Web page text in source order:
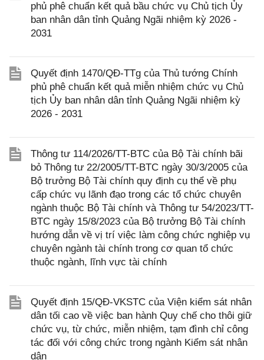
phủ phê chuẩn kết quả bầu chức vụ Chủ tịch Ủy
ban nhân dân tỉnh Quảng Ngãi nhiệm kỳ 2026 -
2031
Quyết định 1470/QĐ-TTg của Thủ tướng Chính
phủ phê chuẩn kết quả miễn nhiệm chức vụ Chủ
tịch Ủy ban nhân dân tỉnh Quảng Ngãi nhiệm kỳ
2026 - 2031
Thông tư 114/2026/TT-BTC của Bộ Tài chính bãi
bỏ Thông tư 22/2005/TT-BTC ngày 30/3/2005 của
Bộ trưởng Bộ Tài chính quy định cụ thể về phụ
cấp chức vụ lãnh đạo trong các tổ chức chuyên
ngành thuộc Bộ Tài chính và Thông tư 54/2023/TT-
BTC ngày 15/8/2023 của Bộ trưởng Bộ Tài chính
hướng dẫn về vị trí việc làm công chức nghiệp vụ
chuyên ngành tài chính trong cơ quan tổ chức
thuộc ngành, lĩnh vực tài chính
Quyết định 15/QĐ-VKSTC của Viện kiểm sát nhân
dân tối cao về việc ban hành Quy chế cho thôi giữ
chức vụ, từ chức, miễn nhiệm, tạm đình chỉ công
tác đối với công chức trong ngành Kiểm sát nhân
dân